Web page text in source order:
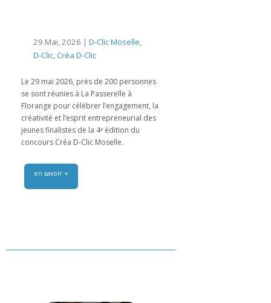
29 Mai, 2026 | D-Clic Moselle
D-Clic Créa D-Clic
Le 29 mai 2026, près de 200 personnes
se sont réunies à La Passerelle à
Florange pour célébrer l’engagement, la
créativité et l’esprit entrepreneurial des
jeunes finalistes de la 4ᵉ édition du
concours Créa D-Clic Moselle.
en savoir +